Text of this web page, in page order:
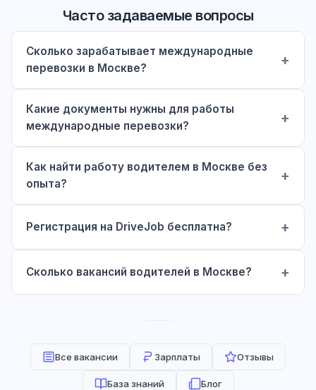
Часто задаваемые вопросы
Сколько зарабатывает международные
перевозки в Москве?
Какие документы нужны для работы
международные перевозки?
Как найти работу водителем в Москве без
опыта?
Регистрация на DriveJob бесплатна?
Сколько вакансий водителей в Москве?
Все вакансии Зарплаты Отзывы
База знаний Блог